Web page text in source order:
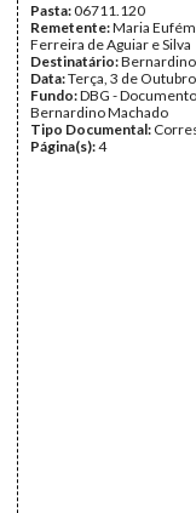
Pasta:06711.120
Remetente:Maria
Ferreira de Aguiar e Silva
Destinatário:
Data:Terça, 3 de
Fundo:DBG -
Bernardino Machado
Tipo Documental:
Página(s):4